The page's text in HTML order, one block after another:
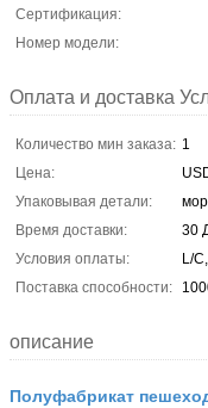
Сертификация:
Номер модели:
Оплата и доставка
Количество мин заказа: 1
Цена:
Упаковывая детали:
Время доставки:
30
Условия оплаты:
L/
Поставка способности:
описание
Полуфабрикат